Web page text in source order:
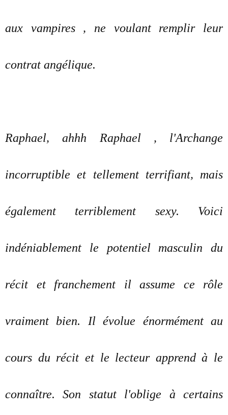
aux vampires , ne voulant remplir leur
contrat angélique.
Raphael, ahhh Raphael , l'Archange
incorruptible et tellement terrifiant, mais
également terriblement sexy. Voici
indéniablement le potentiel masculin du
récit et franchement il assume ce rôle
vraiment bien. Il évolue énormément au
cours du récit et le lecteur apprend à le
connaître. Son statut l'oblige à certains